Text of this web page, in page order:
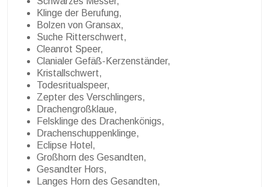
Klinge der Berufung,
Bolzen von Gransax,
Suche Ritterschwert,
Cleanrot Speer,
Clanialer Gefäß-Kerzenständer,
Kristallschwert,
Todesritualspeer,
Zepter des Verschlingers,
Drachengroßklaue,
Felsklinge des Drachenkönigs,
Drachenschuppenklinge,
Eclipse Hotel,
Großhorn des Gesandten,
Gesandter Hors,
Langes Horn des Gesandten,